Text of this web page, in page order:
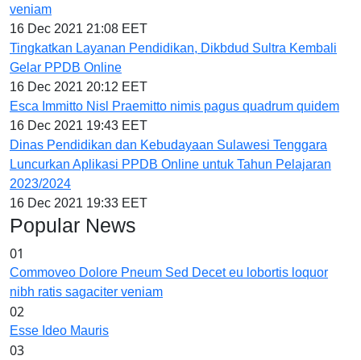
veniam
16 Dec 2021 21:08 EET
Tingkatkan Layanan Pendidikan, Dikbdud Sultra Kembali
Gelar PPDB Online
16 Dec 2021 20:12 EET
Esca Immitto Nisl Praemitto nimis pagus quadrum quidem
16 Dec 2021 19:43 EET
Dinas Pendidikan dan Kebudayaan Sulawesi Tenggara
Luncurkan Aplikasi PPDB Online untuk Tahun Pelajaran
2023/2024
16 Dec 2021 19:33 EET
Popular News
01
Commoveo Dolore Pneum Sed Decet eu lobortis loquor
nibh ratis sagaciter veniam
02
Esse Ideo Mauris
03